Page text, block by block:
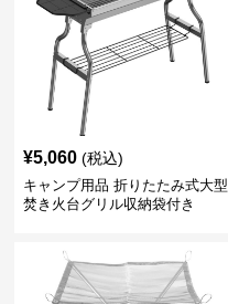
¥5,060 (税込)
キャンプ用品 折りたたみ式大型
焚き火台グリル収納袋付き